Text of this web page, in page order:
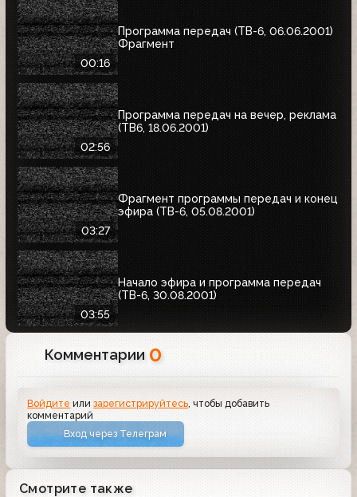
00:16
Программа передач (ТВ-6, 06.06.2001)
Фрагмент
02:56
Программа передач на вечер, реклама
(ТВ6, 18.06.2001)
03:27
Фрагмент программы передач и конец
эфира (ТВ-6, 05.08.2001)
03:55
Начало эфира и программа передач
(ТВ-6, 30.08.2001)
Комментарии 0
Войдите илизарегистрируйтесь, чтобы добавить
комментарий
Вход через Телеграм
Смотрите также